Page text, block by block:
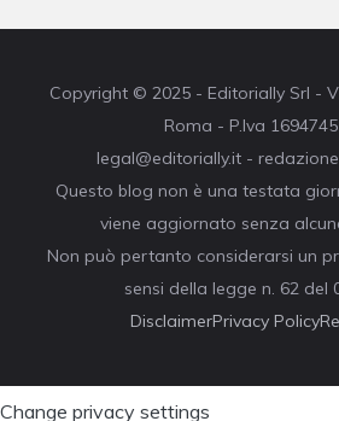
Copyright © 2025 - Editorially Srl -
Roma - P.Iva
legal@editorially.it -
Questo blog non è una testata
viene aggiornato senza
Non può pertanto considerarsi un
sensi della legge n. 62 del
DisclaimerPrivacy Policy
Change privacy settings